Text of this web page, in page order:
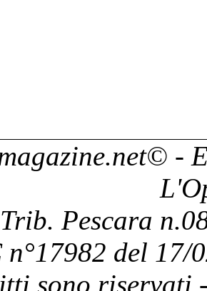
© -
Pescara
n°17982 del 17/
sono riservati